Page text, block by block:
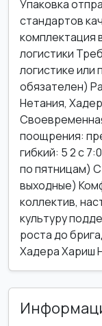
Упаковка
стандартов
комплектация
логистики
логистике
обязателен)
Нетания,
поощрения:
гибкий: 5 2 с
по пятницам)
выходные)
коллектив,
культуру
роста до
Хадера Хариш